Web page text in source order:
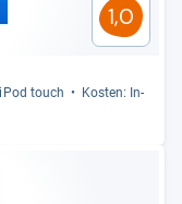
1,0
touch
Kos­ten: In-​